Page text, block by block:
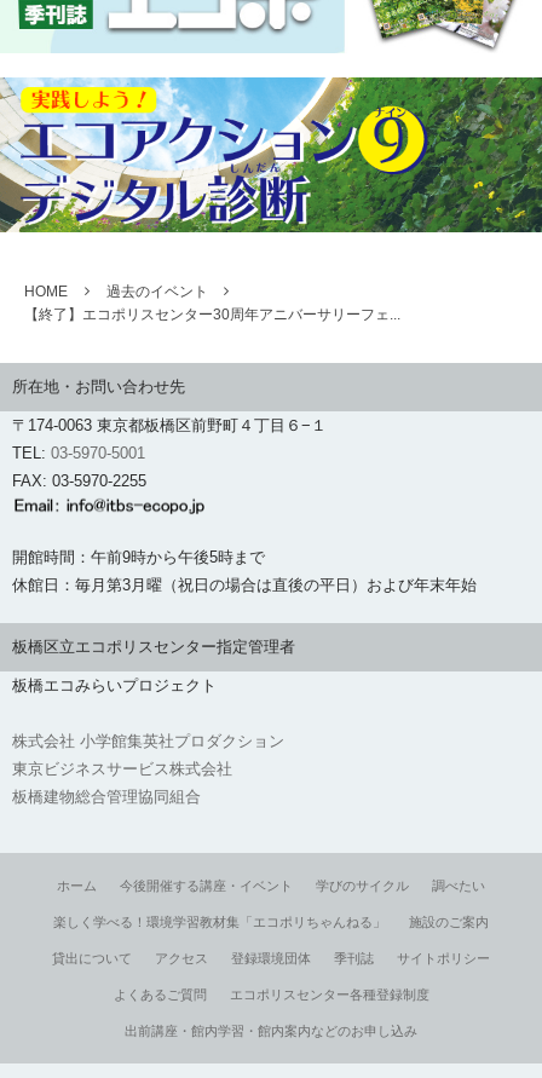
HOME
過去のイベント
【終了】エコポリスセンター30周年アニバーサリーフェ...
所在地・お問い合わせ先
〒174-0063 東京都板橋区前野町４丁目６−１
TEL: 03-5970-5001
FAX: 03-5970-2255
開館時間：午前9時から午後5時まで
休館日：毎月第3月曜（祝日の場合は直後の平日）および年末年始
板橋区立エコポリスセンター指定管理者
板橋エコみらいプロジェクト
株式会社 小学館集英社プロダクション
東京ビジネスサービス株式会社
板橋建物総合管理協同組合
ホーム 今後開催する講座・イベント 学びのサイクル 調べたい
楽しく学べる！環境学習教材集「エコポリちゃんねる」 施設のご案内
貸出について アクセス 登録環境団体 季刊誌 サイトポリシー
よくあるご質問 エコポリスセンター各種登録制度
出前講座・館内学習・館内案内などのお申し込み